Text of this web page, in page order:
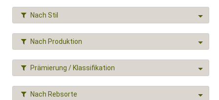
Nach Stil
Nach Produktion
Prämierung / Klassifikation
Nach Rebsorte